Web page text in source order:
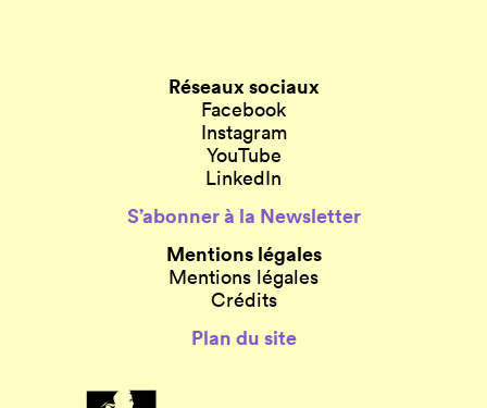
Réseaux sociaux
Facebook
Instagram
YouTube
LinkedIn
S’abonner à la Newsletter
Mentions légales
Mentions légales
Crédits
Plan du site